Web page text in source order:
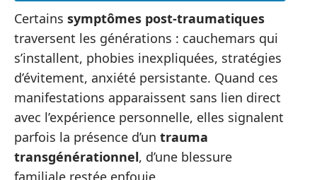
Certains symptômes post-traumatiques
traversent les générations : cauchemars qui
s’installent, phobies inexpliquées, stratégies
d’évitement, anxiété persistante. Quand ces
manifestations apparaissent sans lien direct
avec l’expérience personnelle, elles signalent
parfois la présence d’un trauma
transgénérationnel, d’une blessure
familiale restée enfouie.